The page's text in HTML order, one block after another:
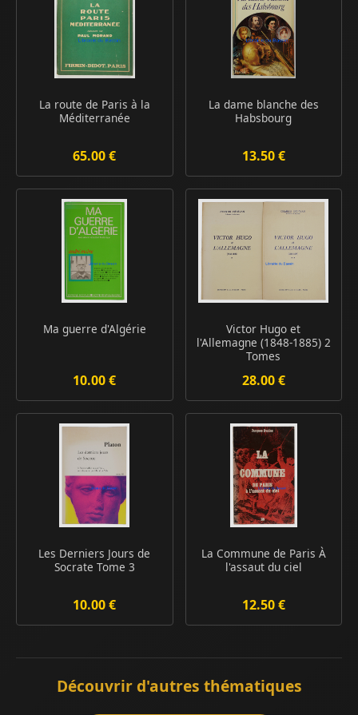
La route de Paris à la
Méditerranée
65.00 €
La dame blanche des
Habsbourg
13.50 €
Ma guerre d'Algérie
10.00 €
Victor Hugo et
l'Allemagne (1848-1885) 2
Tomes
28.00 €
Les Derniers Jours de
Socrate Tome 3
10.00 €
La Commune de Paris À
l'assaut du ciel
12.50 €
Découvrir d'autres thématiques